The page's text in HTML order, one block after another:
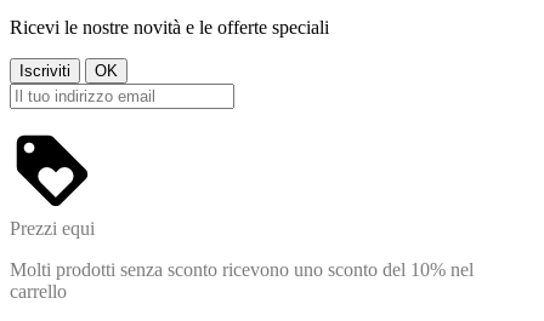
Ricevi le nostre novità e le offerte speciali
Prezzi equi
Molti prodotti senza sconto ricevono uno sconto del 10% nel
carrello